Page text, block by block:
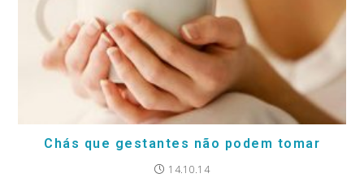
Chás que gestantes não podem tomar
14.10.14